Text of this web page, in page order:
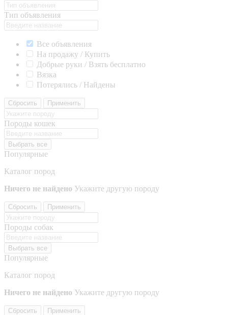
Тип объявления
Все объявления
На продажу / Купить
Добрые руки / Взять бесплатно
Вязка
Потерялись / Найдены
Сбросить Применить
Породы кошек
Выбрать все
Популярные
Каталог пород
Ничего не найдено Укажите другую породу
Сбросить Применить
Породы собак
Выбрать все
Популярные
Каталог пород
Ничего не найдено Укажите другую породу
Сбросить Применить